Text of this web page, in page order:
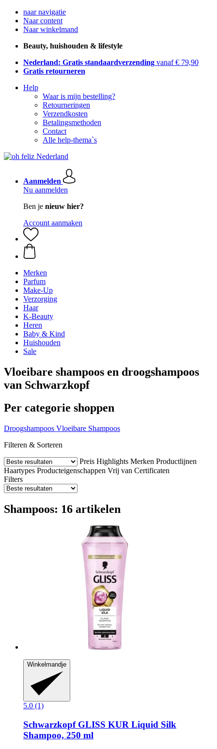
naar navigatie
Naar content
Naar winkelmand
Beauty, huishouden & lifestyle
Nederland: Gratis standaardverzending vanaf € 79,90
Gratis retourneren
Help
Waar is mijn bestelling?
Retourneringen
Verzendkosten
Betalingsmethoden
Contact
Alle help-thema`s
Aanmelden
Nu aanmelden
Ben je nieuw hier?
Account aanmaken
Merken
Parfum
Make-Up
Verzorging
Haar
K-Beauty
Heren
Baby & Kind
Huishouden
Sale
Vloeibare shampoos en droogshampoos
van Schwarzkopf
Per categorie shoppen
Droogshampoos Vloeibare Shampoos
Filteren & Sorteren
Preis Highlights Merken Productlijnen
Haartypes Producteigenschappen Vrij van Certificaten
Filters
Shampoos: 16 artikelen
Winkelmandje
5.0 (1)
SchwarzkopfGLISS KUR Liquid Silk
Shampoo, 250 ml